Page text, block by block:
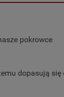
pokrowce
dopasują się